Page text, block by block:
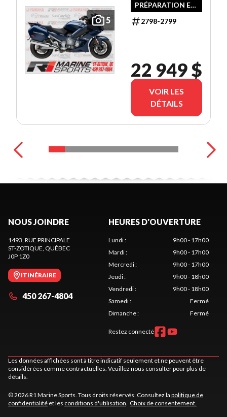
5
PRÉPARATION ET
TRANSPORT
INCLUS
2798-2799
22 949 $
VOIR LES
DÉTAILS
NOUS JOINDRE
1493, RUE PRINCIPALE
ST-ZOTIQUE, QUÉBEC
J0P 1Z0
ITINÉRAIRE
450 267-4804
HEURES D'OUVERTURE
Lundi:
9h00 - 17h00
Mardi:
9h00 - 17h00
Mercredi:
9h00 - 17h00
Jeudi:
9h00 - 18h00
Vendredi:
9h00 - 18h00
Samedi:
Fermé
Dimanche: Fermé
Restez connecté
Les données affichées sont à titre indicatif seulement et ne peuvent être
considérées comme contractuelles. Veuillez nous consulter pour plus de
détails.
© 2026 R1 Marine Sports. Tous droits réservés. Consultez la politique de
confidentialité et les conditions d'utilisation. Choix de consentement.